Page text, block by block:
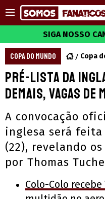
SIGA NOSSO
COPA DO MUNDO Copa
Pré-lista da
demais, vagas de
A convocação
inglesa será
(22), revelando
por Thomas
Colo-Colo